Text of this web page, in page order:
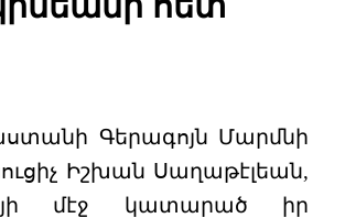
Գերագոյն Մարմնի
Իշխան Սաղաթէլեան,
մէջ կատարած իր